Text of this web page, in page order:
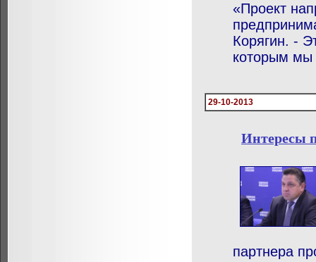
«Проект
Корягин. -
которым мы
29-10-2013
Интересы
партнера